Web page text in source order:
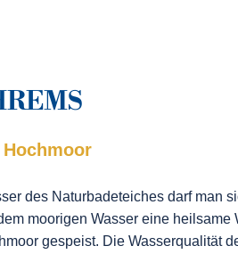
des Naturbadeteiches darf man
moorigen Wasser eine
gespeist. Die Wasserqualität